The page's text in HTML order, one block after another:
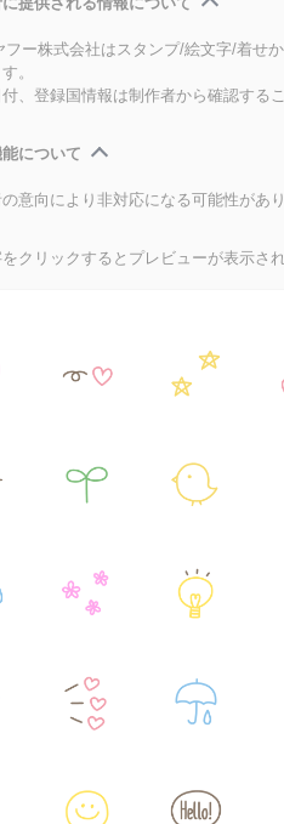
フー株式会社はスタンプ/絵文字/着せ
。
、登録国情報は制作者から確認する
について
意向により非対応になる可能性があ
クリックするとプレビューが表示され